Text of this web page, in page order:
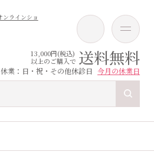
13,000円(税込)
以上のご購入で 送料無料
休業：日・祝・その他休診日 今月の休業日